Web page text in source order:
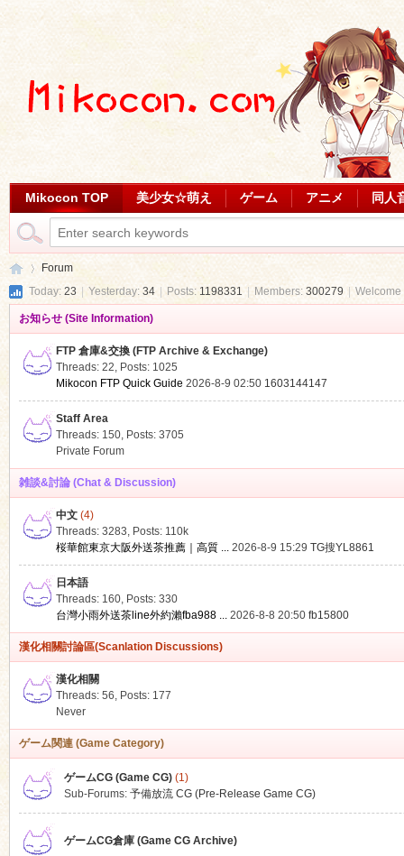
Mikocon TOP 美少女☆萌え ゲーム アニメ 同人
Forum
Today: 23 Yesterday: 34 Posts: 1198331 Members: 300279
お知らせ (Site Information)
FTP 倉庫&交換 (FTP Archive & Exchange)
Threads: 22, Posts: 1025
Mikocon FTP Quick Guide 2026-8-9 02:50 1603144147
Staff Area
Threads: 150, Posts: 3705
Private Forum
雑談&討論 (Chat & Discussion)
中文(4)
Threads: 3283, Posts: 110k
桜華館東京大阪外送茶推薦｜高質 ... 2026-8-9 15:29 TG搜YL8861
日本語
Threads: 160, Posts: 330
台灣小雨外送茶line外約瀨fba988 ... 2026-8-8 20:50 fb15800
漢化相關討論區(Scanlation Discussions)
漢化相關
Threads: 56, Posts: 177
Never
ゲーム関連 (Game Category)
ゲームCG (Game CG)(1)
Sub-Forums: 予備放流 CG (Pre-Release Game CG)
ゲームCG倉庫 (Game CG Archive)